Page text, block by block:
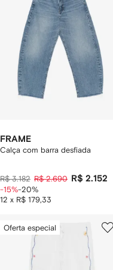
FRAME
Calça com barra desfiada
R$ 3.182 R$ 2.690 R$ 2.152
12 x R$ 179,33
-15%-20%
Oferta especial